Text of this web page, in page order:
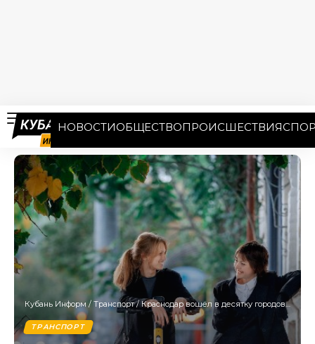
НОВОСТИОБЩЕСТВОПРОИСШЕСТВИЯ
Кубань Информ / Транспорт/Краснодар вошёл в десятку городов, наименее подготовленных к СИМ
ТРАНСПОРТ